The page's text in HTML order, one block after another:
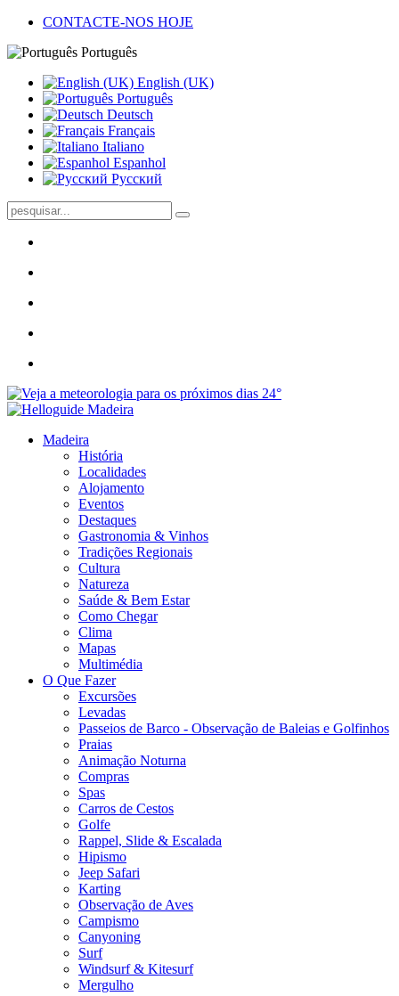
CONTACTE-NOS HOJE
Português
English (UK)
Português
Deutsch
Français
Italiano
Espanhol
Pусский
24°
Madeira
História
Localidades
Alojamento
Eventos
Destaques
Gastronomia & Vinhos
Tradições Regionais
Cultura
Natureza
Saúde & Bem Estar
Como Chegar
Clima
Mapas
Multimédia
O Que Fazer
Excursões
Levadas
Passeios de Barco - Observação de Baleias e Golfinhos
Praias
Animação Noturna
Compras
Spas
Carros de Cestos
Golfe
Rappel, Slide & Escalada
Hipismo
Jeep Safari
Karting
Observação de Aves
Campismo
Canyoning
Surf
Windsurf & Kitesurf
Mergulho